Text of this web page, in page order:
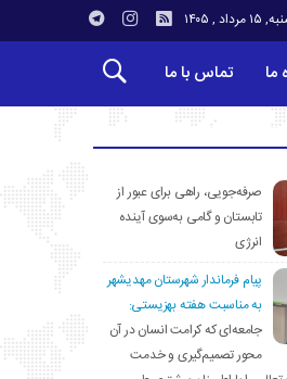
, ۱۴۰۵
ما تماس با ما
صرفه‌جویی، راهی برای عبور از
تابستان و گامی به‌سوی آینده
انرژی
پیام فرماندار شهرستان مهدیشهر
به مناسبت هفته بهزیستی:
جامعه‌ای که کرامت انسان در آن
محور تصمیم‌گیری و خدمت